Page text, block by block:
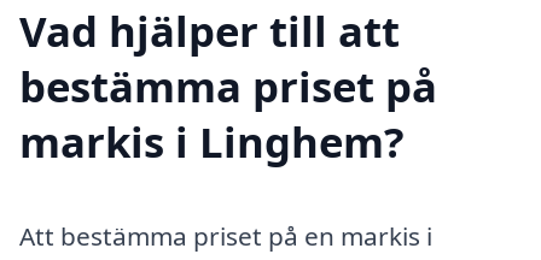
Vad hjälper till att
bestämma priset på
markis i Linghem?
Att bestämma priset på en markis i